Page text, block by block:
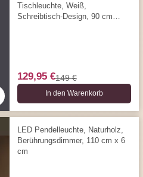
Tischleuchte, Weiß,
Schreibtisch-Design, 90 cm
129,95 €149 €
In den Warenkorb
LED Pendelleuchte, Naturholz,
Berührungs­dimmer, 110 cm x 6
cm